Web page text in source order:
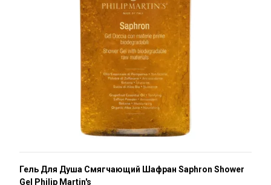
Гель Для Душа Смягчающий Шафран Saphron Shower
Gel Philip Martin's